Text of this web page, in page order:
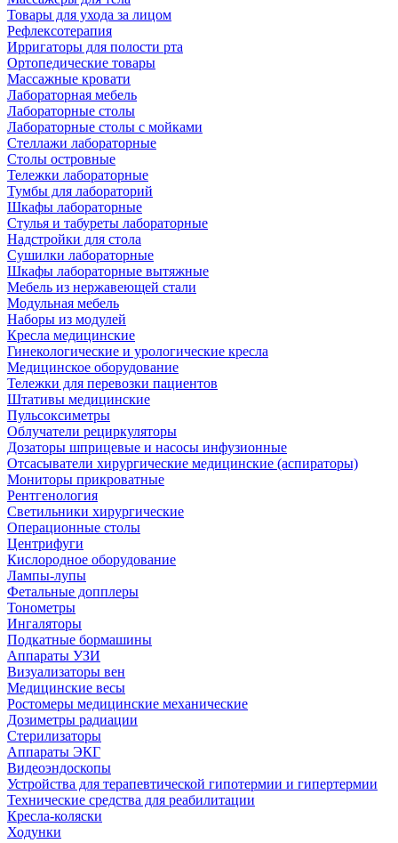
Товары для ухода за лицом
Рефлексотерапия
Ирригаторы для полости рта
Ортопедические товары
Массажные кровати
Лабораторная мебель
Лабораторные столы
Лабораторные столы с мойками
Стеллажи лабораторные
Столы островные
Тележки лабораторные
Тумбы для лабораторий
Шкафы лабораторные
Стулья и табуреты лабораторные
Надстройки для стола
Сушилки лабораторные
Шкафы лабораторные вытяжные
Мебель из нержавеющей стали
Модульная мебель
Наборы из модулей
Кресла медицинские
Гинекологические и урологические кресла
Медицинское оборудование
Тележки для перевозки пациентов
Штативы медицинские
Пульсоксиметры
Облучатели рециркуляторы
Дозаторы шприцевые и насосы инфузионные
Отсасыватели хирургические медицинские (аспираторы)
Мониторы прикроватные
Рентгенология
Светильники хирургические
Операционные столы
Центрифуги
Кислородное оборудование
Лампы-лупы
Фетальные допплеры
Тонометры
Ингаляторы
Подкатные бормашины
Аппараты УЗИ
Визуализаторы вен
Медицинские весы
Ростомеры медицинские механические
Дозиметры радиации
Стерилизаторы
Аппараты ЭКГ
Видеоэндоскопы
Устройства для терапевтической гипотермии и гипертермии
Технические средства для реабилитации
Кресла-коляски
Ходунки